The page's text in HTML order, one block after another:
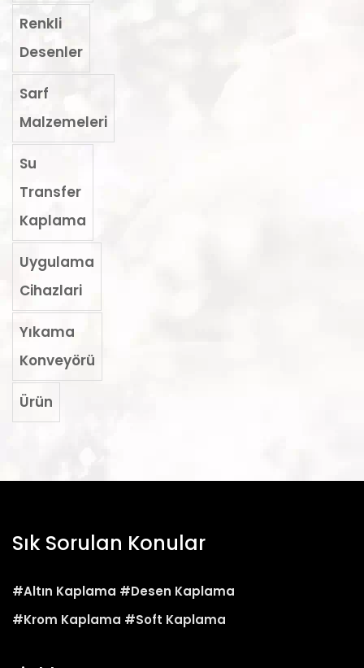
Renkli
Desenler
Sarf
Malzemeleri
Su
Transfer
Kaplama
Uygulama
Cihazlari
Yıkama
Konveyörü
Ürün
Sık Sorulan Konular
#Altın Kaplama #Desen Kaplama
#Krom Kaplama #Soft Kaplama